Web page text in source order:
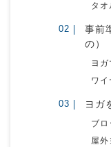
タオ
事前
の）
ヨガ
ワイ
ヨガ
ブロ
屋外